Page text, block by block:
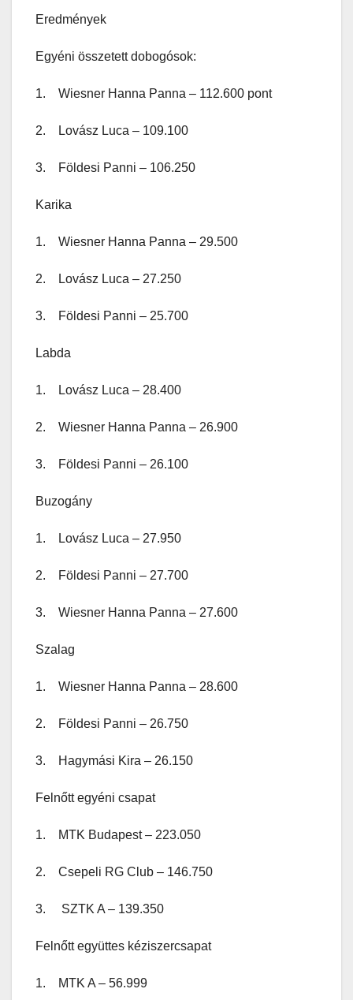
Eredmények
Egyéni összetett dobogósok:
1. Wiesner Hanna Panna – 112.600 pont
2. Lovász Luca – 109.100
3. Földesi Panni – 106.250
Karika
1. Wiesner Hanna Panna – 29.500
2. Lovász Luca – 27.250
3. Földesi Panni – 25.700
Labda
1. Lovász Luca – 28.400
2. Wiesner Hanna Panna – 26.900
3. Földesi Panni – 26.100
Buzogány
1. Lovász Luca – 27.950
2. Földesi Panni – 27.700
3. Wiesner Hanna Panna – 27.600
Szalag
1. Wiesner Hanna Panna – 28.600
2. Földesi Panni – 26.750
3. Hagymási Kira – 26.150
Felnőtt egyéni csapat
1. MTK Budapest – 223.050
2. Csepeli RG Club – 146.750
3. SZTK A – 139.350
Felnőtt együttes kéziszercsapat
1. MTK A – 56.999